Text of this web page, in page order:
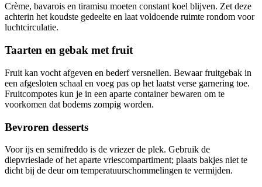
Crème, bavarois en tiramisu moeten constant koel blijven. Zet deze
achterin het koudste gedeelte en laat voldoende ruimte rondom voor
luchtcirculatie.
Taarten en gebak met fruit
Fruit kan vocht afgeven en bederf versnellen. Bewaar fruitgebak in
een afgesloten schaal en voeg pas op het laatst verse garnering toe.
Fruitcompotes kun je in een aparte container bewaren om te
voorkomen dat bodems zompig worden.
Bevroren desserts
Voor ijs en semifreddo is de vriezer de plek. Gebruik de
diepvrieslade of het aparte vriescompartiment; plaats bakjes niet te
dicht bij de deur om temperatuurschommelingen te vermijden.